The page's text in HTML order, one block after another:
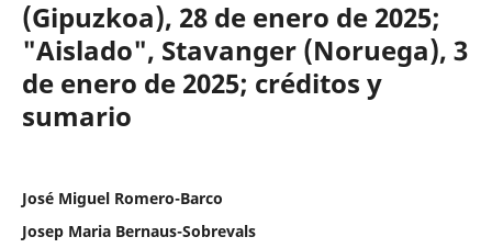
(Gipuzkoa), 28 de enero de 2025;
"Aislado", Stavanger (Noruega), 3
de enero de 2025; créditos y
sumario
José Miguel Romero-Barco
Josep Maria Bernaus-Sobrevals